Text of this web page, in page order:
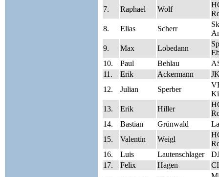
7.
Raphael Wolf
8.
Elias Scherr
9.
Max Lobedann
10.
Paul Behlau
11.
Erik Ackermann
12.
Julian Sperber
13.
Erik Hiller
14.
Bastian Grünwald
15.
Valentin Weigl
16.
Luis Lautenschlager
17.
Felix Hagen